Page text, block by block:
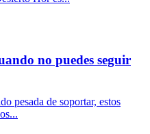
no puedes seguir
pesada de soportar, estos